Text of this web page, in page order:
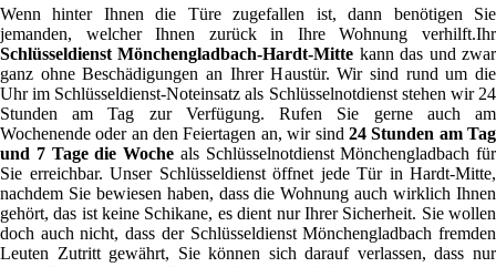
Wenn hinter Ihnen die Türe zugefallen ist, dann benötigen Sie
jemanden, welcher Ihnen zurück in Ihre Wohnung verhilft.Ihr
Schlüsseldienst Mönchengladbach-Hardt-Mitte kann das und zwar
ganz ohne Beschädigungen an Ihrer Haustür. Wir sind rund um die
Uhr im Schlüsseldienst-Noteinsatz als Schlüsselnotdienst stehen wir 24
Stunden am Tag zur Verfügung. Rufen Sie gerne auch am
Wochenende oder an den Feiertagen an, wir sind 24 Stunden am Tag
und 7 Tage die Woche als Schlüsselnotdienst Mönchengladbach für
Sie erreichbar. Unser Schlüsseldienst öffnet jede Tür in Hardt-Mitte,
nachdem Sie bewiesen haben, dass die Wohnung auch wirklich Ihnen
gehört, das ist keine Schikane, es dient nur Ihrer Sicherheit. Sie wollen
doch auch nicht, dass der Schlüsseldienst Mönchengladbach fremden
Leuten Zutritt gewährt, Sie können sich darauf verlassen, dass nur